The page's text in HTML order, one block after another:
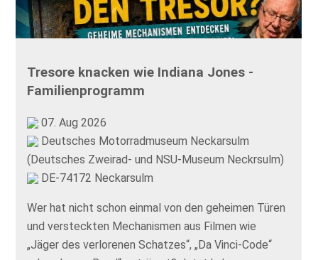
Tresore knacken wie Indiana Jones -
Familienprogramm
07. Aug 2026
Deutsches Motorradmuseum Neckarsulm
(Deutsches Zweirad- und NSU-Museum Neckrsulm)
DE-74172 Neckarsulm
Wer hat nicht schon einmal von den geheimen Türen
und versteckten Mechanismen aus Filmen wie
„Jäger des verlorenen Schatzes“, „Da Vinci-Code“